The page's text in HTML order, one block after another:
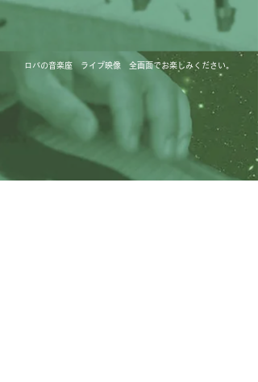
ロバの音楽座 ライブ映像 全画面でお楽しみください。